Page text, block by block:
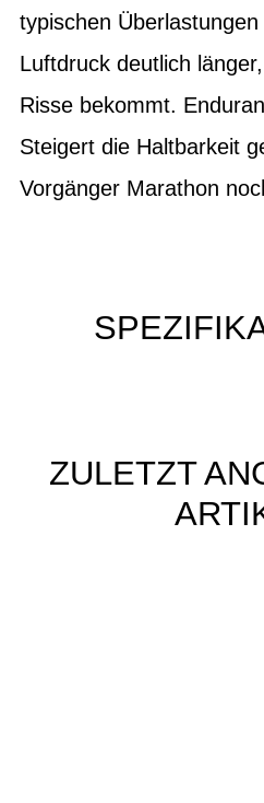
typischen
Luftdruck deutlich
Risse bekommt.
Steigert die Haltbarkeit
Vorgänger Marathon
ZULETZT